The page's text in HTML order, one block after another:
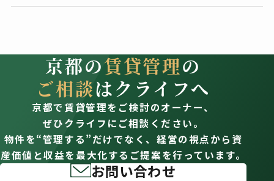
京都の賃貸管理の
ご相談はクライフへ
京都で賃貸管理をご検討のオーナー、
ぜひクライフにご相談ください。
物件を“管理する”だけでなく、経営の視点から資
産価値と収益を最大化するご提案を行っています。
お問い合わせ